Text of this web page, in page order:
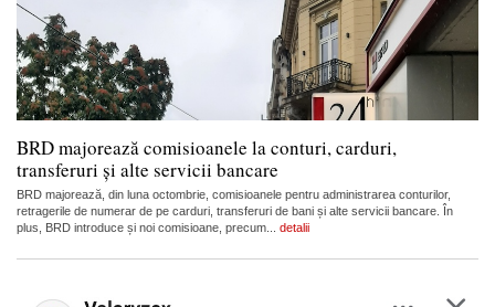
BRD majorează comisioanele la conturi, carduri,
transferuri și alte servicii bancare
BRD majorează, din luna octombrie, comisioanele pentru administrarea conturilor,
retragerile de numerar de pe carduri, transferuri de bani și alte servicii bancare. În
plus, BRD introduce și noi comisioane, precum... detalii